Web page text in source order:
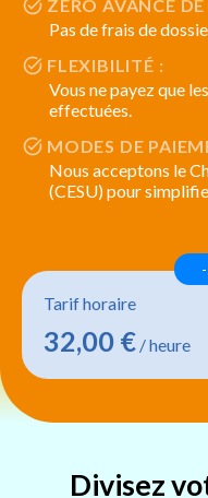
ZÉRO AVANCE DE
Pas de frais de
FLEXIBILITÉ :
Vous ne payez que
effectuées.
MODES DE
Nous acceptons le
(CESU) pour
Tarif horaire
32,00 € / heure
Divisez